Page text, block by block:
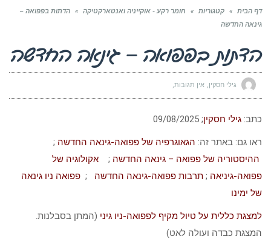
דף הבית » קטגוריות » חומר רקע - אוקייניה ואנטארקטיקה »
הדתות בפפואה –
גינאה החדשה
הדתות בפפואה – גינאה החדשה
גילי חסקין אין תגובות
כתב: גילי חסקין; ‏09/08/2025
ראו גם: באתר זה: הגאוגרפיה של פפואה-גינאה החדשה ;
ההיסטוריה של פפואה – גינאה החדשה ; אקולוגיה של
פפואה-גיניאה ; תרבות פפואה-גינאה החדשה ; פפואה ניו גינאה
של ימינו
למצגת כללית על טיול מקיף לפפואה-ניו גיני (המתן בסבלנות.
המצגת כבדה ועולה לאט)